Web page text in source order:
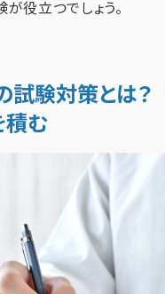
役立つでしょう。
試験対策とは
積む